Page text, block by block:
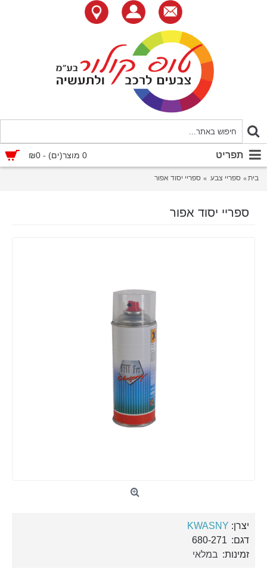
0 מוצר(ים) - ₪0 תפריט
בית ספריי צבע ספריי יסוד אפור
ספריי יסוד אפור
יצרן: KWASNY
דגם: 680-271
זמינות: במלאי